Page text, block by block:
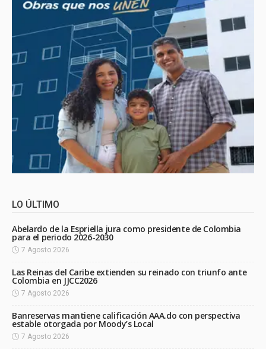
LO ÚLTIMO
Abelardo de la Espriella jura como presidente de Colombia
para el periodo 2026-2030
7 Agosto 2026
Las Reinas del Caribe extienden su reinado con triunfo ante
Colombia en JJCC2026
7 Agosto 2026
Banreservas mantiene calificación AAA.do con perspectiva
estable otorgada por Moody’s Local
7 Agosto 2026